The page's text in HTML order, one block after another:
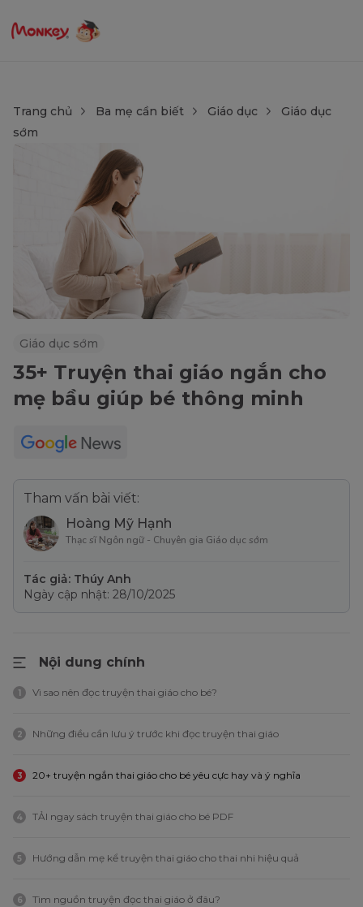
Trang chủ Ba mẹ cần biết Giáo dục
Giáo dục
sớm
Giáo dục sớm
35+ Truyện thai giáo ngắn cho
mẹ bầu giúp bé thông minh
Tham vấn bài viết:
Hoàng Mỹ Hạnh
Thạc sĩ Ngôn ngữ - Chuyên gia Giáo dục sớm
Tác giả: Thúy Anh
Ngày cập nhật: 28/10/2025
Nội dung chính
1 Vì sao nên đọc truyện thai giáo cho bé?
2 Những điều cần lưu ý trước khi đọc truyện thai giáo
3 20+ truyện ngắn thai giáo cho bé yêu cực hay và ý nghĩa
4 TẢI ngay sách truyện thai giáo cho bé PDF
5 Hướng dẫn mẹ kể truyện thai giáo cho thai nhi hiệu quả
6 Tìm nguồn truyện đọc thai giáo ở đâu?